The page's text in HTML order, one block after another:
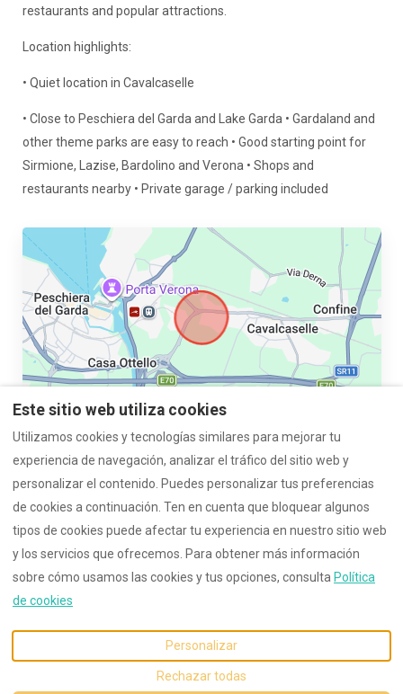
restaurants and popular attractions.
Location highlights:
• Quiet location in Cavalcaselle
• Close to Peschiera del Garda and Lake Garda • Gardaland and
other theme parks are easy to reach • Good starting point for
Sirmione, Lazise, Bardolino and Verona • Shops and
restaurants nearby • Private garage / parking included
Español
Villa.angelina.garda@gmail.
©2026
Todos los derechos
reservados
Este sitio web utiliza cookies
Utilizamos cookies y tecnologías similares para mejorar tu
experiencia de navegación, analizar el tráfico del sitio web y
personalizar el contenido. Puedes personalizar tus preferencias
de cookies a continuación. Ten en cuenta que bloquear algunos
tipos de cookies puede afectar tu experiencia en nuestro sitio web
y los servicios que ofrecemos. Para obtener más información
sobre cómo usamos las cookies y tus opciones, consulta Política
de cookies
Personalizar
Rechazar todas